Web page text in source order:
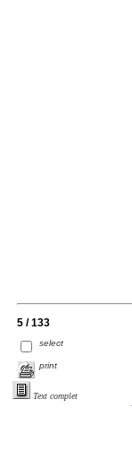
5 / 133
select
print
Text complet